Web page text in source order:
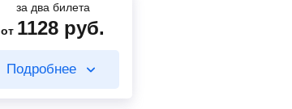
за два билета
от 1128 руб.
Подробнее